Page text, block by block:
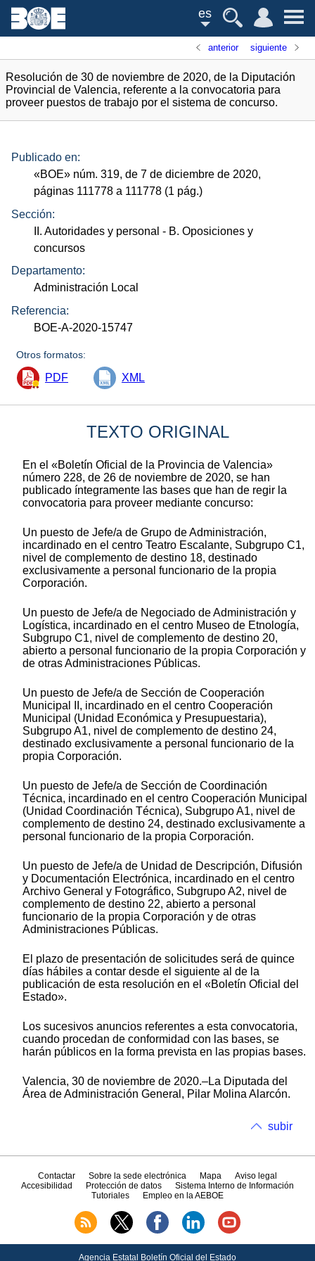
es
anterior siguiente
Resolución de 30 de noviembre de 2020, de la Diputación
Provincial de Valencia, referente a la convocatoria para
proveer puestos de trabajo por el sistema de concurso.
Publicado en:
«BOE» núm. 319, de 7 de diciembre de 2020,
páginas 111778 a 111778 (1 pág.)
Sección:
II. Autoridades y personal - B. Oposiciones y
concursos
Departamento:
Administración Local
Referencia:
BOE-A-2020-15747
Otros formatos:
PDF XML
TEXTO ORIGINAL
En el «Boletín Oficial de la Provincia de Valencia»
número 228, de 26 de noviembre de 2020, se han
publicado íntegramente las bases que han de regir la
convocatoria para proveer mediante concurso:
Un puesto de Jefe/a de Grupo de Administración,
incardinado en el centro Teatro Escalante, Subgrupo C1,
nivel de complemento de destino 18, destinado
exclusivamente a personal funcionario de la propia
Corporación.
Un puesto de Jefe/a de Negociado de Administración y
Logística, incardinado en el centro Museo de Etnología,
Subgrupo C1, nivel de complemento de destino 20,
abierto a personal funcionario de la propia Corporación y
de otras Administraciones Públicas.
Un puesto de Jefe/a de Sección de Cooperación
Municipal II, incardinado en el centro Cooperación
Municipal (Unidad Económica y Presupuestaria),
Subgrupo A1, nivel de complemento de destino 24,
destinado exclusivamente a personal funcionario de la
propia Corporación.
Un puesto de Jefe/a de Sección de Coordinación
Técnica, incardinado en el centro Cooperación Municipal
(Unidad Coordinación Técnica), Subgrupo A1, nivel de
complemento de destino 24, destinado exclusivamente a
personal funcionario de la propia Corporación.
Un puesto de Jefe/a de Unidad de Descripción, Difusión
y Documentación Electrónica, incardinado en el centro
Archivo General y Fotográfico, Subgrupo A2, nivel de
complemento de destino 22, abierto a personal
funcionario de la propia Corporación y de otras
Administraciones Públicas.
El plazo de presentación de solicitudes será de quince
días hábiles a contar desde el siguiente al de la
publicación de esta resolución en el «Boletín Oficial del
Estado».
Los sucesivos anuncios referentes a esta convocatoria,
cuando procedan de conformidad con las bases, se
harán públicos en la forma prevista en las propias bases.
Valencia, 30 de noviembre de 2020.–La Diputada del
Área de Administración General, Pilar Molina Alarcón.
subir
Contactar Sobre la sede electrónica Mapa
Aviso legal
Accesibilidad
Protección de datos
Sistema Interno de Información
Tutoriales
Empleo en la AEBOE
Agencia Estatal Boletín Oficial del Estado